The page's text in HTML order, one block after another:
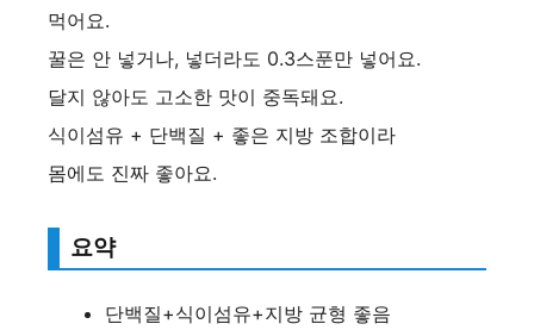
o
먹어요.
꿀은 안 넣거나, 넣더라도 0.3스푼만 넣어요.
달지 않아도 고소한 맛이 중독돼요.
식이섬유 + 단백질 + 좋은 지방 조합이라
몸에도 진짜 좋아요.
요약
단백질+식이섬유+지방 균형 좋음